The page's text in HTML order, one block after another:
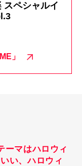
スペシャルイ
」
ーマはハロウィ
い、ハロウィ